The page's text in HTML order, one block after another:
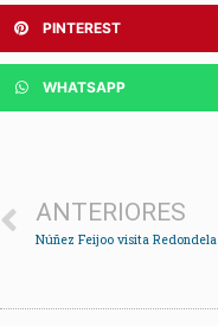
PINTEREST
WHATSAPP
ANTERIORES